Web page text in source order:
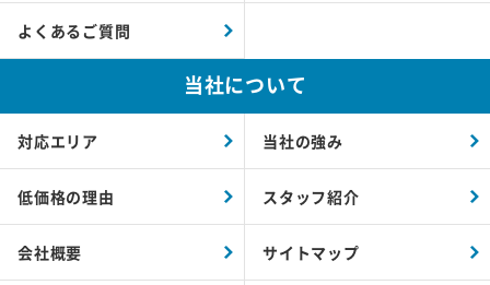
よくあるご質問
当社について
対応エリア 当社の強み
低価格の理由 スタッフ紹介
会社概要 サイトマップ